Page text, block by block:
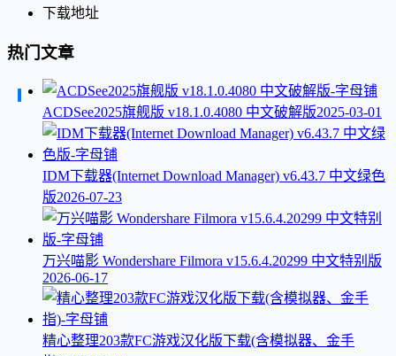
下载地址
热门文章
ACDSee2025旗舰版 v18.1.0.4080 中文破解版2025-03-01
IDM下载器(Internet Download Manager) v6.43.7 中文绿色
版2026-07-23
万兴喵影 Wondershare Filmora v15.6.4.20299 中文特别版
2026-06-17
精心整理203款FC游戏汉化版下载(含模拟器、金手